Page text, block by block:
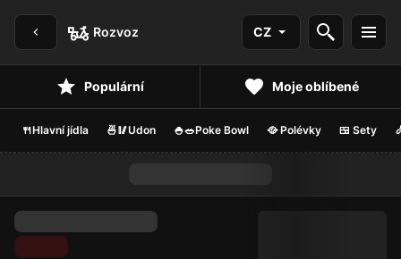
Rozvoz CZ
Populární Moje oblíbené
🍴Hlavní jídla 🍜🥢Udon 🍚🥗Poke Bowl 🥘 Polévky 🍱 Sety